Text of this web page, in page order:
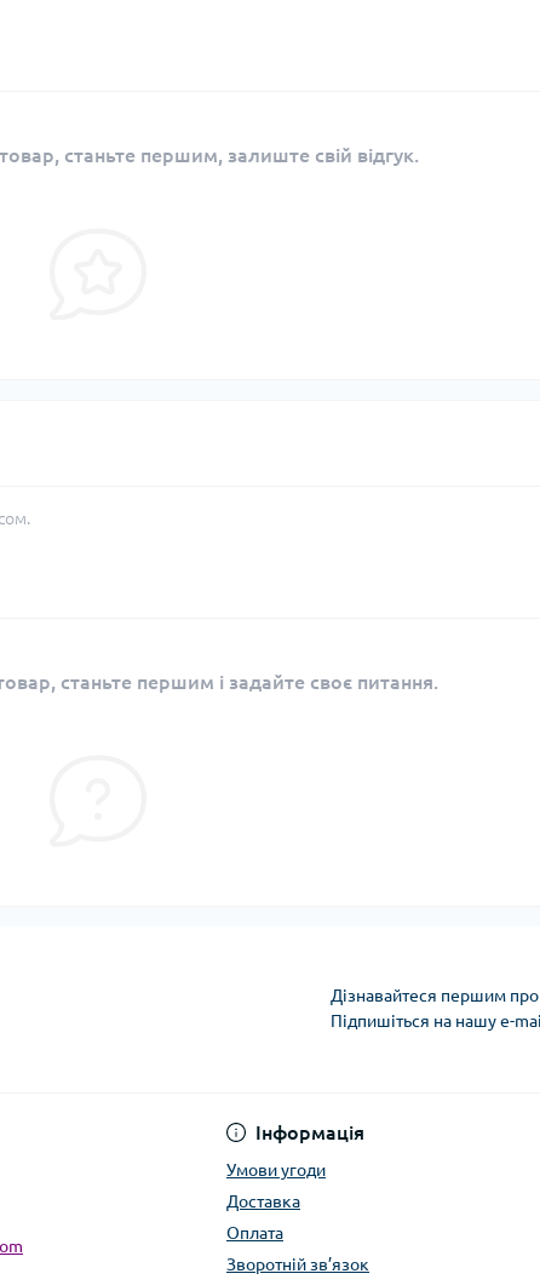
станьте першим, залиште свій відгук.
станьте першим і задайте своє питання.
Дізнавайтеся першим про
Підпишіться на нашу e-
Інформація
Умови угоди
Доставка
Оплата
Зворотній зв’язок